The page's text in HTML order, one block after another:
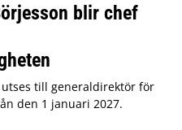
blir chef
utses till generaldirektör för
den 1 januari 2027.